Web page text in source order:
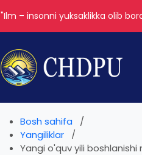
"Ilm – insonni yuksaklikka olib
Bosh sahifa
Yangiliklar
Yangi o'quv yili